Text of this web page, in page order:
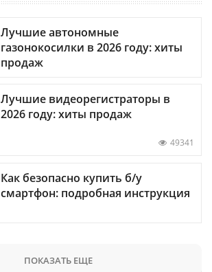
Лучшие автономные
газонокосилки в 2026 году: хиты
продаж
Лучшие видеорегистраторы в
2026 году: хиты продаж
49341
Как безопасно купить б/у
смартфон: подробная инструкция
ПОКАЗАТЬ ЕЩЕ